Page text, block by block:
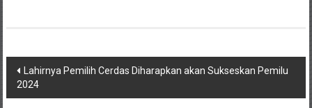
Navigasi
pos
Lahirnya Pemilih Cerdas Diharapkan akan Sukseskan Pemilu
2024